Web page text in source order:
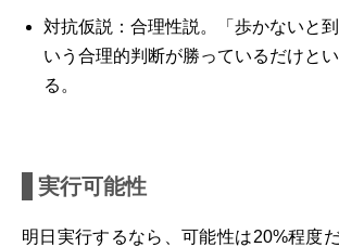
対抗仮説：合理性説。「歩かないと
いう合理的判断が勝っているだけと
る。
実行可能性
明日実行するなら、可能性は20%程度